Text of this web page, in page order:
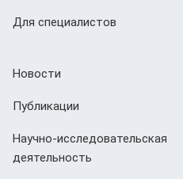
Для специалистов
Новости
Публикации
Научно-исследовательская
деятельность